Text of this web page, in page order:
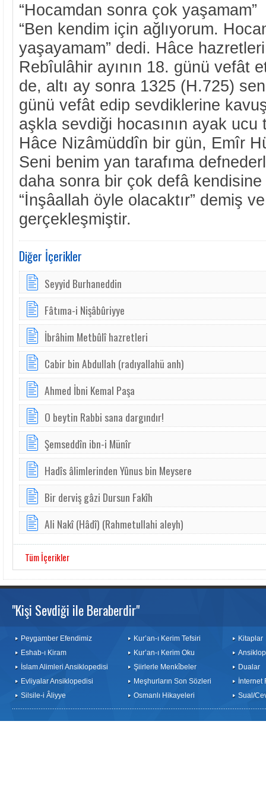
“Hocamdan sonra çok yaşamam”
“Ben kendim için ağlıyorum.
yaşayamam” dedi. Hâce
Rebîulâhir ayının 18. günü vefât
de, altı ay sonra 1325 (H.725)
günü vefât edip sevdiklerine
aşkla sevdiği hocasının ayak ucu
Hâce Nizâmüddîn bir gün, Emîr
Seni benim yan tarafıma
daha sonra bir çok defâ kendisine
“İnşâallah öyle olacaktır” demiş
gerçekleşmiştir.
Diğer İçerikler
Seyyid Burhaneddin
Fâtıma-i Nişâbûriyye
İbrâhim Metbûlî hazretleri
Cabir bin Abdullah (radıyallahü anh)
Ahmed İbni Kemal Paşa
O beytin Rabbi sana dargındır!
Şemseddîn ibn-i Münîr
Hadîs âlimlerinden Yûnus bin Meysere
Bir derviş gâzi Dursun Fakîh
Ali Nakî (Hâdî) (Rahmetullahi aleyh)
Tüm İçerikler
"Kişi Sevdiği ile Beraberdir"
Peygamber Efendimiz
Eshab-ı Kiram
İslam Alimleri Ansiklopedisi
Evliyalar Ansiklopedisi
Silsile-i Âliyye
Kur’an-ı Kerim Tefsiri
Kur’an-ı Kerim Oku
Şiirlerle Menkîbeler
Meşhurların Son Sözleri
Osmanlı Hikayeleri
Kitaplar
Dualar
İnternet
Sual/